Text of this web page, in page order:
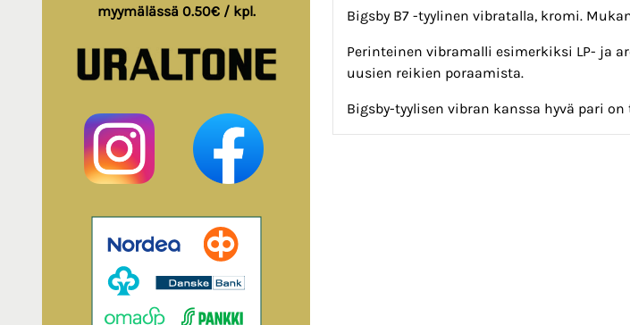
myymälässä 0.50€ / kpl.
Bigsby B7 -tyylinen vibratalla, kromi.
Perinteinen vibramalli esimerkiksi LP- ja
uusien reikien poraamista.
Bigsby-tyylisen vibran kanssa hyvä pari